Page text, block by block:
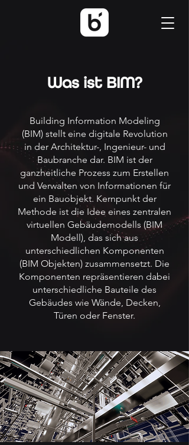
Was ist BIM?
Building Information Modeling
(BIM) stellt eine digitale Revolution
in der Architektur-, Ingenieur- und
Baubranche dar. BIM ist der
ganzheitliche Prozess zum Erstellen
und Verwalten von Informationen für
ein Bauobjekt. Kernpunkt der
Methode ist die Idee eines zentralen
virtuellen Gebäudemodells (BIM
Modell), das sich aus
unterschiedlichen Komponenten
(BIM Objekten) zusammensetzt. Die
Komponenten repräsentieren dabei
unterschiedliche Bauteile des
Gebäudes wie Wände, Decken,
Türen oder Fenster.